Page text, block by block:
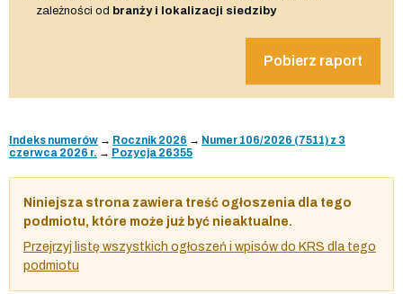
zależności od branży i lokalizacji siedziby
Pobierz raport
Indeks numerów → Rocznik 2026 → Numer 106/2026 (7511) z 3
czerwca 2026 r. → Pozycja 26355
Niniejsza strona zawiera treść ogłoszenia dla tego
podmiotu, które może już być nieaktualne.
Przejrzyj listę wszystkich ogłoszeń i wpisów do KRS dla tego
podmiotu